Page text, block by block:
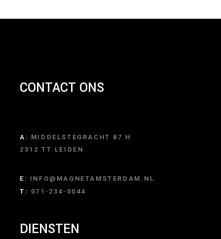
CONTACT ONS
A: MIDDELSTEGRACHT 87 H
2312 TT LEIDEN
E: INFO@MAGNETAMSTERDAM.NL
T: 071-234-0044
DIENSTEN